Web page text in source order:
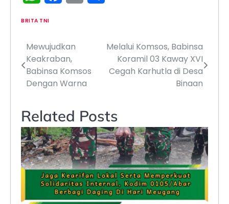
BRITA TNI
Navigasi
pos
Mewujudkan
Keakraban,
Babinsa Komsos
Dengan Warna
Melalui Komsos, Babinsa
Koramil 03 Kaway XVI
Cegah Karhutla di Desa
Binaan
Related Posts